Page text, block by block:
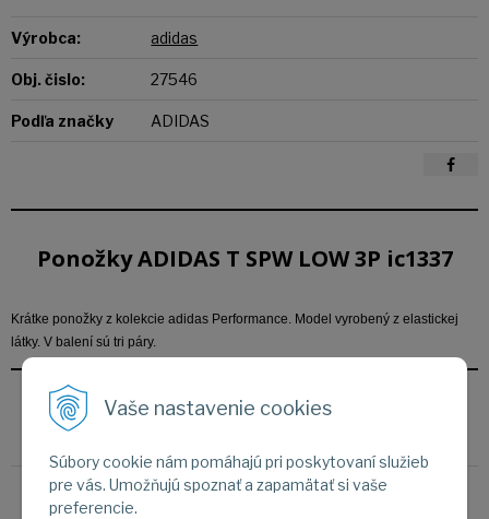
Vaše nastavenie cookies
Súbory cookie nám pomáhajú pri poskytovaní služieb
pre vás. Umožňujú spoznať a zapamätať si vaše
preferencie.
Výrobca: adidas
Obj. čislo: 27546
Podľa značky ADIDAS
Ponožky ADIDAS T SPW LOW 3P ic1337
Krátke ponožky z kolekcie adidas Performance. Model vyrobený z elastickej
látky. V balení sú tri páry.
Parametre
Podľa značky ADIDAS